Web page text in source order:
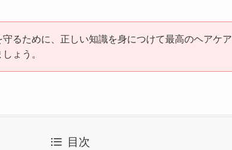
るために、正しい知識を身につけて最高のヘアケア
ょう。
目次